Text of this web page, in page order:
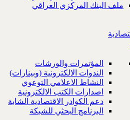
ملف البنك المركزي العراقي
المؤتمرات والورشات
الندوات الالكترونية (وبينارات)
النشاط الاعلامي التوعوي
اصدارات الكتب الالكترونية
دعم الكوادر الاقتصادية الشابة
البرنامج البحثي للشبكة